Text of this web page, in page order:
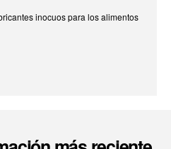
inocuos para los alimentos